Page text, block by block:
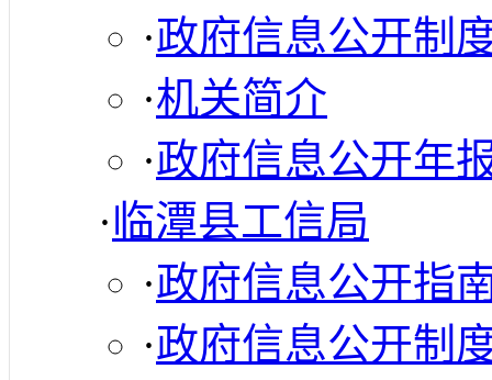
·政府信息公开制
·机关简介
·政府信息公开年
·临潭县工信局
·政府信息公开指
·政府信息公开制